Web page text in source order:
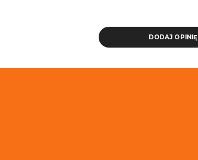
DODAJ OPINIĘ